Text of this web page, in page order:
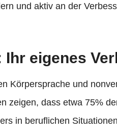
und aktiv an der
eigenes
Körpersprache und
zeigen, dass etwa 75%
in beruflichen